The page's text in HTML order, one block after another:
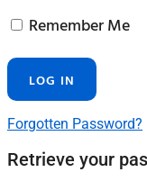
Remember Me
Forgotten Password?
Retrieve your